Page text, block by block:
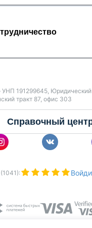
191299645, Юридический
тракт 87, офис 303
Справочный
(1041 ):